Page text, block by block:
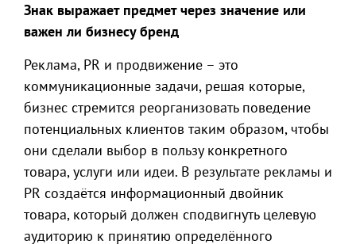
Знак выражает предмет через значение или
важен ли бизнесу бренд
Реклама, PR и продвижение – это
коммуникационные задачи, решая которые,
бизнес стремится реорганизовать поведение
потенциальных клиентов таким образом, чтобы
они сделали выбор в пользу конкретного
товара, услуги или идеи. В результате рекламы и
PR создаётся информационный двойник
товара, который должен сподвигнуть целевую
аудиторию к принятию определённого